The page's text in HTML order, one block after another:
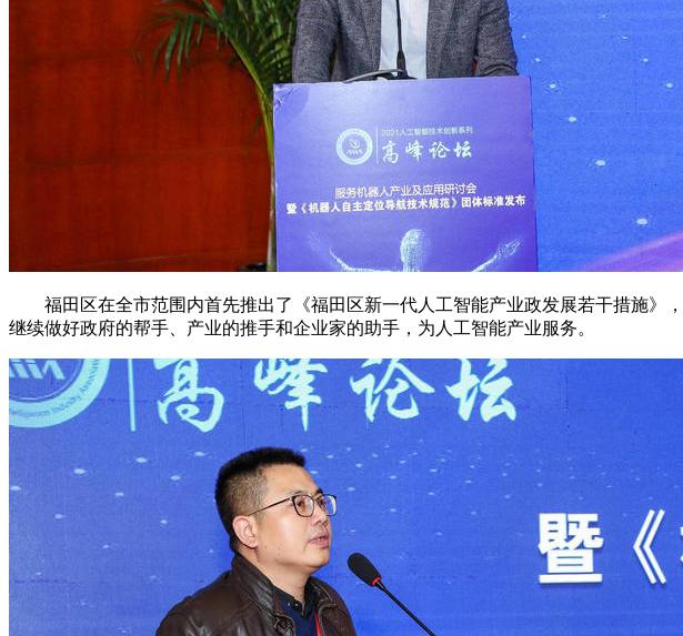
福田区在全市范围内首先推出了《福田区新一代人工智能产业政发展若干措施》
继续做好政府的帮手、产业的推手和企业家的助手，为人工智能产业服务。